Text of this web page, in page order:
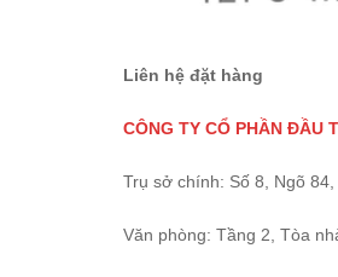
Liên hệ đặt hàng
CÔNG TY CỔ PHẦN ĐẦU
Trụ sở chính: Số 8, Ngõ
Văn phòng: Tầng 2, Tòa